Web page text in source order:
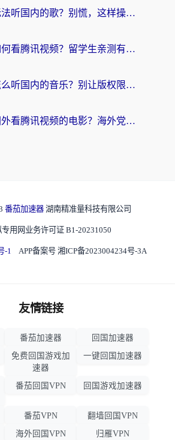
在国外无法听国内的歌？别慌，这样操作就能畅听QQ音乐（附亲测加速器推荐）
在国外如何看腾讯视频？留学生亲测有效的回国加速方案
在国外怎么听国内的音乐？别让版权限制断了你的华语歌单
怎么在国外看腾讯视频的电影？海外党亲测有效的回国加速指南
番茄加速器 湖南精准量科技有限公司
用网业务许可证 B1-20231050
-1 APP备案号 湘ICP备2023004234号-3A
友情链接
番茄加速器
回国加速器
免费回国游戏加
速器
一键回国加速器
番茄回国VPN 回国游戏加速器
番茄VPN
翻墙回国VPN
海外回国VPN 归雁VPN